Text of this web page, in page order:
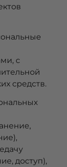
с
средств.
доступ),